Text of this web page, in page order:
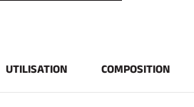
UTILISATION COMPOSITION